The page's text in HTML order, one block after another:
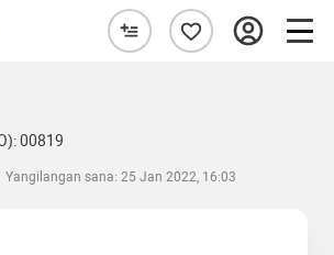
00819
Yangilangan sana: 25 Jan 2022, 16:03